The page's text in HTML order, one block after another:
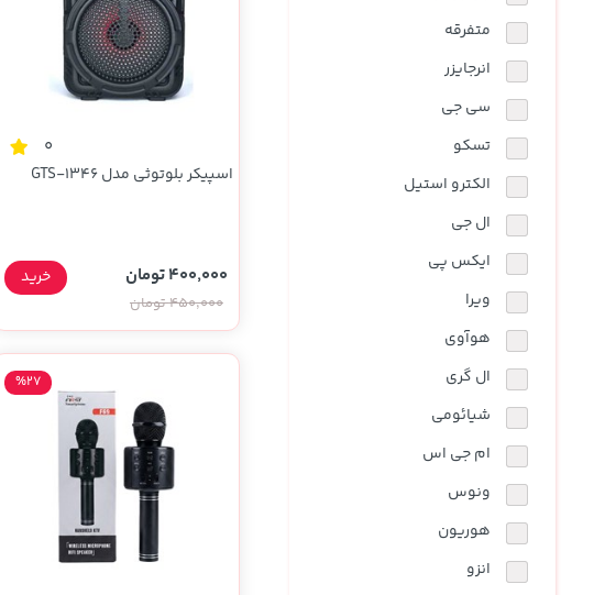
روشنایی و الکتریکی
متفرقه
انرجایزر
سی جی
تسکو
الکترو استیل
ال جی
ایکس پی
ویرا
هوآوی
ال گری
شیائومی
ام جی اس
ونوس
هوریون
انزو
0
اسپیکر بلوتوثی مدل GTS-1346
400,000 تومان
450,000 تومان
خرید
%27